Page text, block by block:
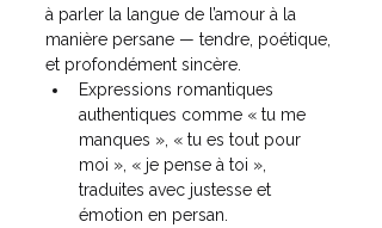
à parler la langue de l’amour à la
manière persane — tendre, poétique,
et profondément sincère.
Expressions romantiques
authentiques comme « tu me
manques », « tu es tout pour
moi », « je pense à toi »,
traduites avec justesse et
émotion en persan.